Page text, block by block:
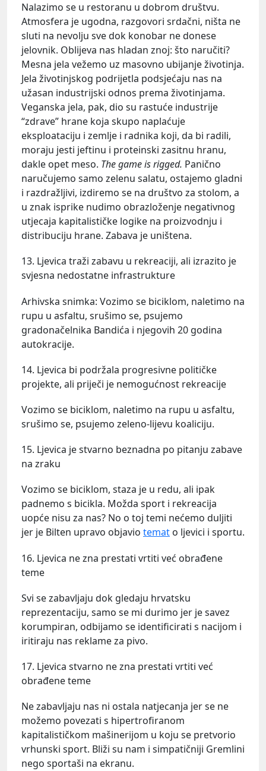
Nalazimo se u restoranu u dobrom društvu.
Atmosfera je ugodna, razgovori srdačni, ništa ne
sluti na nevolju sve dok konobar ne donese
jelovnik. Oblijeva nas hladan znoj: što naručiti?
Mesna jela vežemo uz masovno ubijanje životinja.
Jela životinjskog podrijetla podsjećaju nas na
užasan industrijski odnos prema životinjama.
Veganska jela, pak, dio su rastuće industrije
“zdrave” hrane koja skupo naplaćuje
eksploataciju i zemlje i radnika koji, da bi radili,
moraju jesti jeftinu i proteinski zasitnu hranu,
dakle opet meso. The game is rigged. Panično
naručujemo samo zelenu salatu, ostajemo gladni
i razdražljivi, izdiremo se na društvo za stolom, a
u znak isprike nudimo obrazloženje negativnog
utjecaja kapitalističke logike na proizvodnju i
distribuciju hrane. Zabava je uništena.
13. Ljevica traži zabavu u rekreaciji, ali izrazito je
svjesna nedostatne infrastrukture
Arhivska snimka: Vozimo se biciklom, naletimo na
rupu u asfaltu, srušimo se, psujemo
gradonačelnika Bandića i njegovih 20 godina
autokracije.
14. Ljevica bi podržala progresivne političke
projekte, ali priječi je nemogućnost rekreacije
Vozimo se biciklom, naletimo na rupu u asfaltu,
srušimo se, psujemo zeleno-lijevu koaliciju.
15. Ljevica je stvarno beznadna po pitanju zabave
na zraku
Vozimo se biciklom, staza je u redu, ali ipak
padnemo s bicikla. Možda sport i rekreacija
uopće nisu za nas? No o toj temi nećemo duljiti
jer je Bilten upravo objavio temat o ljevici i sportu.
16. Ljevica ne zna prestati vrtiti već obrađene
teme
Svi se zabavljaju dok gledaju hrvatsku
reprezentaciju, samo se mi durimo jer je savez
korumpiran, odbijamo se identificirati s nacijom i
iritiraju nas reklame za pivo.
17. Ljevica stvarno ne zna prestati vrtiti već
obrađene teme
Ne zabavljaju nas ni ostala natjecanja jer se ne
možemo povezati s hipertrofiranom
kapitalističkom mašinerijom u koju se pretvorio
vrhunski sport. Bliži su nam i simpatičniji Gremlini
nego sportaši na ekranu.